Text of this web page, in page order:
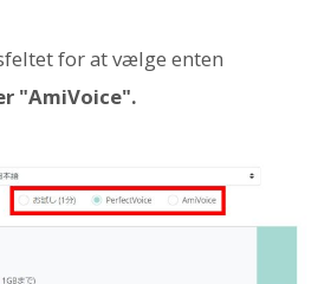
for at vælge enten
"AmiVoice".